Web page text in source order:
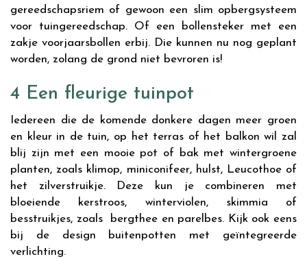
gereedschapsriem of gewoon een slim opbergsysteem
voor tuingereedschap. Of een bollensteker met een
zakje voorjaarsbollen erbij. Die kunnen nu nog geplant
worden, zolang de grond niet bevroren is!
4 Een fleurige tuinpot
Iedereen die de komende donkere dagen meer groen
en kleur in de tuin, op het terras of het balkon wil zal
blij zijn met een mooie pot of bak met wintergroene
planten, zoals klimop, miniconifeer, hulst, Leucothoe of
het zilverstruikje. Deze kun je combineren met
bloeiende kerstroos, winterviolen, skimmia of
besstruikjes, zoals bergthee en parelbes. Kijk ook eens
bij de design buitenpotten met geïntegreerde
verlichting.